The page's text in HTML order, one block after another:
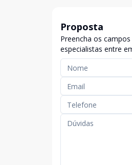
Proposta
Preencha os
especialistas entre